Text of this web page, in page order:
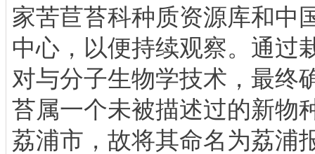
家苦苣苔科种质资源库和中
中心，以便持续观察。通过
对与分子生物学技术，最终
苔属一个未被描述过的新物
荔浦市，故将其命名为荔浦